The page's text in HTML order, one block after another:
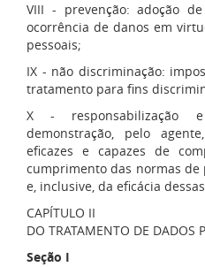
VIII - prevenção: adoção
ocorrência de danos em
pessoais;
IX - não discriminação:
tratamento para fins
X - responsabilização
demonstração, pelo
eficazes e capazes de
cumprimento das normas de
e, inclusive, da eficácia
CAPÍTULO II
DO TRATAMENTO DE DADOS
Seção I